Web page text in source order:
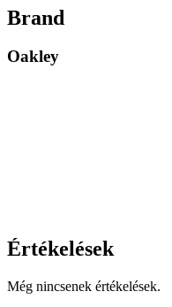
Brand
Oakley
Értékelések
Még nincsenek értékelések.